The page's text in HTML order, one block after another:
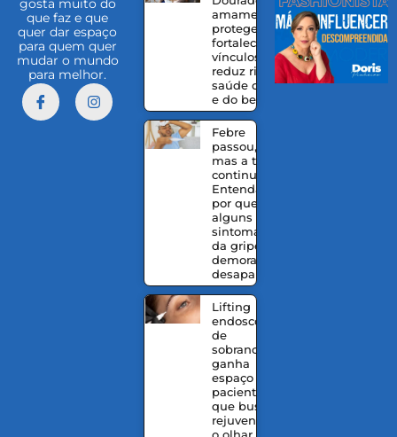
gosta muito do
que faz e que
quer dar espaço
para quem quer
mudar o mundo
para melhor.
amamentação
protege,
fortalece
vínculos e
reduz riscos à
saúde da mãe
e do bebê
Febre
passou,
mas a tosse
continua?
Entenda
por que
alguns
sintomas
da gripe
demoram a
desaparecer
Lifting
endoscópico
de
sobrancelhas
ganha
espaço entre
pacientes
que buscam
rejuvenescer